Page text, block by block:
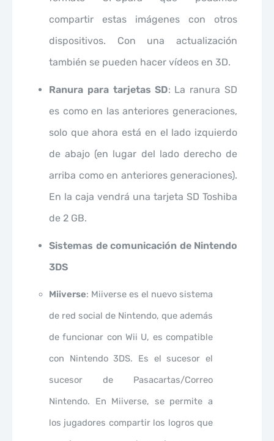
compartir estas imágenes con otros
dispositivos. Con una actualización
también se pueden hacer vídeos en 3D.
Ranura para tarjetas SD: La ranura SD
es como en las anteriores generaciones,
solo que ahora está en el lado izquierdo
de abajo (en lugar del lado derecho de
arriba como en anteriores generaciones).
En la caja vendrá una tarjeta SD Toshiba
de 2 GB.
Sistemas de comunicación de Nintendo
3DS
Miiverse: Miiverse es el nuevo sistema
de red social de Nintendo, que además
de funcionar con Wii U, es compatible
con Nintendo 3DS. Es el sucesor el
sucesor de Pasacartas/Correo
Nintendo. En Miiverse, se permite a
los jugadores compartir los logros que